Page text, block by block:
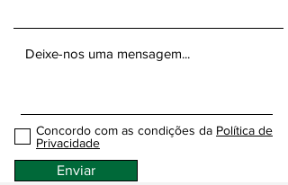
Concordo com as condições da Política de
Privacidade
Enviar